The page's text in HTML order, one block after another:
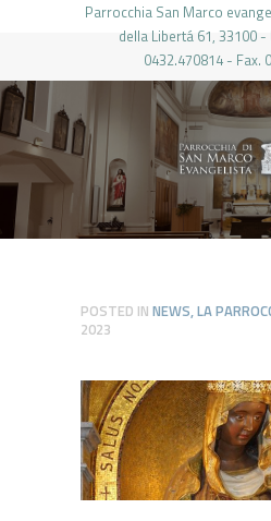
Parrocchia San Marco
della Libertá 61, 33100 -
0432.470814 - Fax.
PARROCCHIA DI
HOME
LA PARROCCHIA
IL PARROCO
LE ATTIVITÀ
PIERABECH
FOTO E VIDEO
CONTATTI
LOGIN
POSTED IN NEWS,LA
2023